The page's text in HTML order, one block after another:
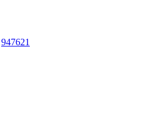
947621